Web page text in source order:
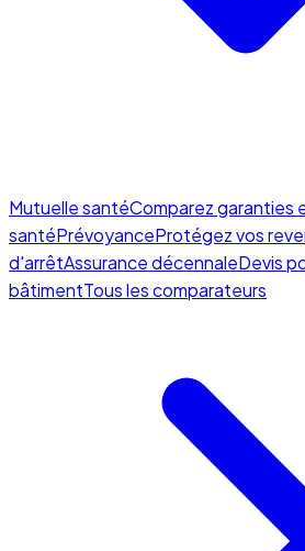
Mutuelle santéComparez garanties
santéPrévoyanceProtégez vos
d'arrêtAssurance décennaleDevis
bâtimentTous les comparateurs